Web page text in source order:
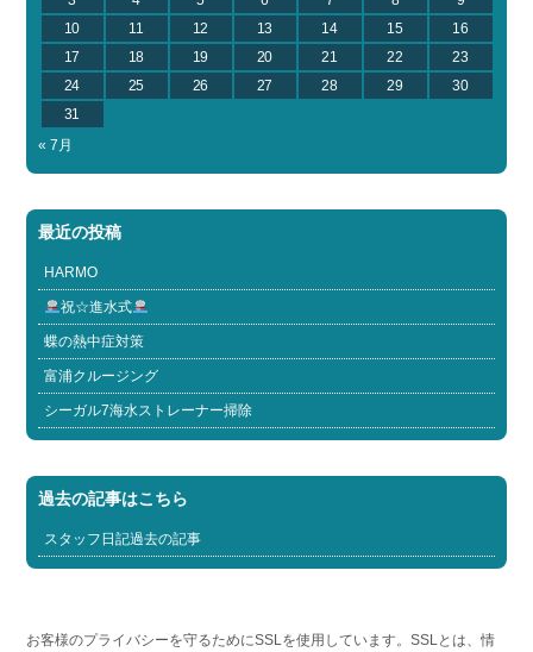
10
11 12 13 14 15
16
17
18 19 20 21 22
23
24
25 26 27 28 29
30
31
« 7月
最近の投稿
HARMO
祝☆進水式
蝶の熱中症対策
富浦クルージング
シーガル7海水ストレーナー掃除
過去の記事はこちら
スタッフ日記過去の記事
お客様のプライバシーを守るためにSSLを使用しています。SSLとは、情